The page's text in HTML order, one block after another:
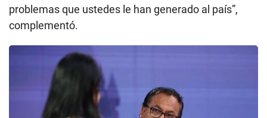
problemas que ustedes le han generado al país”,
complementó.